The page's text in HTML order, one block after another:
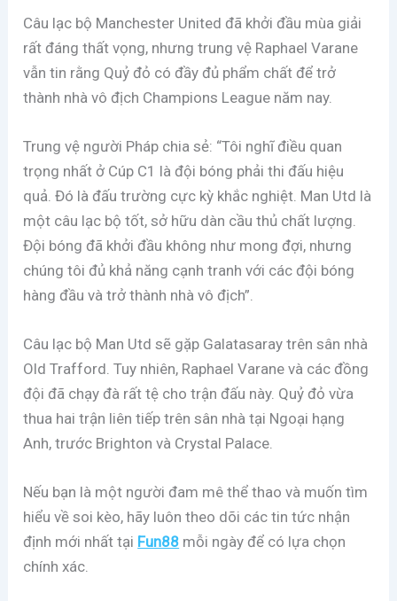
Câu lạc bộ Manchester United đã khởi đầu mùa giải
rất đáng thất vọng, nhưng trung vệ Raphael Varane
vẫn tin rằng Quỷ đỏ có đầy đủ phẩm chất để trở
thành nhà vô địch Champions League năm nay.
Trung vệ người Pháp chia sẻ: “Tôi nghĩ điều quan
trọng nhất ở Cúp C1 là đội bóng phải thi đấu hiệu
quả. Đó là đấu trường cực kỳ khắc nghiệt. Man Utd là
một câu lạc bộ tốt, sở hữu dàn cầu thủ chất lượng.
Đội bóng đã khởi đầu không như mong đợi, nhưng
chúng tôi đủ khả năng cạnh tranh với các đội bóng
hàng đầu và trở thành nhà vô địch”.
Câu lạc bộ Man Utd sẽ gặp Galatasaray trên sân nhà
Old Trafford. Tuy nhiên, Raphael Varane và các đồng
đội đã chạy đà rất tệ cho trận đấu này. Quỷ đỏ vừa
thua hai trận liên tiếp trên sân nhà tại Ngoại hạng
Anh, trước Brighton và Crystal Palace.
Nếu bạn là một người đam mê thể thao và muốn tìm
hiểu về soi kèo, hãy luôn theo dõi các tin tức nhận
định mới nhất tại Fun88 mỗi ngày để có lựa chọn
chính xác.